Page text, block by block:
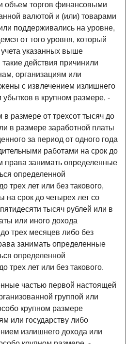
объем торгов финансовыми
валютой и (или) товарами
поддерживались на уровне,
от того уровня, который
указанных выше
действия причинили
организациям или
с извлечением излишнего
в крупном размере, -
размере от трехсот тысяч до
в размере заработной платы
за период от одного года
работами на срок до
права занимать определенные
определенной
трех лет или без такового,
срок до четырех лет со
тысяч рублей или в
или иного дохода
трех месяцев либо без
занимать определенные
определенной
трех лет или без такового.
частью первой настоящей
группой или
крупном размере
или государству либо
излишнего дохода или